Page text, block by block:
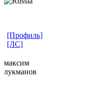
[Профиль]
[ЛС]
максим
лукманов